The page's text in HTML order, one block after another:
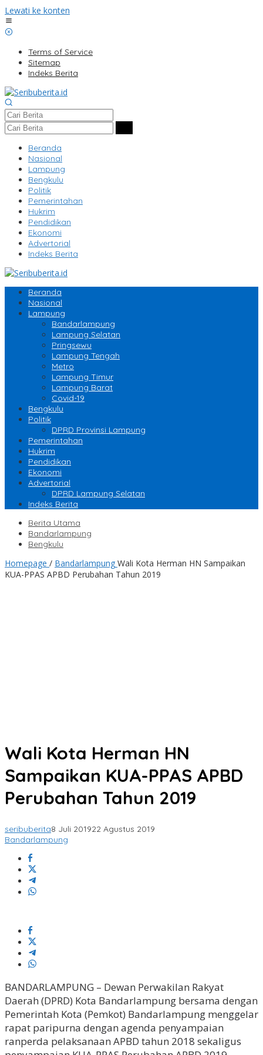
Lewati ke konten
Terms of Service
Sitemap
Indeks Berita
Beranda
Nasional
Lampung
Bengkulu
Politik
Pemerintahan
Hukrim
Pendidikan
Ekonomi
Advertorial
Indeks Berita
Beranda
Nasional
Lampung
Bandarlampung
Lampung Selatan
Pringsewu
Lampung Tengah
Metro
Lampung Timur
Lampung Barat
Covid-19
Bengkulu
Politik
DPRD Provinsi Lampung
Pemerintahan
Hukrim
Pendidikan
Ekonomi
Advertorial
DPRD Lampung Selatan
Indeks Berita
Berita Utama
Bandarlampung
Bengkulu
Homepage / Bandarlampung Wali Kota Herman HN Sampaikan
KUA-PPAS APBD Perubahan Tahun 2019
Wali Kota Herman HN
Sampaikan KUA-PPAS APBD
Perubahan Tahun 2019
seribuberita8 Juli 201922 Agustus 2019
Bandarlampung
BANDARLAMPUNG – Dewan Perwakilan Rakyat
Daerah (DPRD) Kota Bandarlampung bersama dengan
Pemerintah Kota (Pemkot) Bandarlampung menggelar
rapat paripurna dengan agenda penyampaian
ranperda pelaksanaan APBD tahun 2018 sekaligus